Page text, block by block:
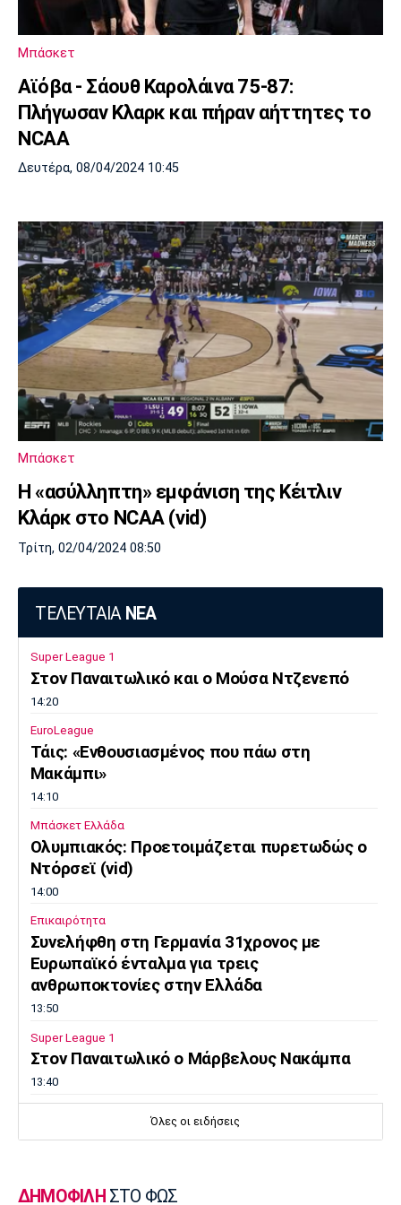
Πολιτισμός
Τραγούδια
Cine Spot
Running
Media
Παρασκήνιο
Πρόγραμμα TV
Μάντσεστερ
Γιουνάιτεντ
Τσέλσι Άρσεναλ
Λίβερπουλ
Μάντσεστερ
Σίτι
Γιουβέντους
Ίντερ Μίλαν
Μπορούσια
Μπάσκετ
Αϊόβα - Σάουθ Καρολάινα 75-87:
Πλήγωσαν Κλαρκ και πήραν αήττητες το
NCAA
Δευτέρα, 08/04/2024 10:45
Μπάσκετ
Η «ασύλληπτη» εμφάνιση της Κέιτλιν
Κλάρκ στο NCAA (vid)
Τρίτη, 02/04/2024 08:50
ΤΕΛΕΥΤΑΙΑ ΝΕΑ
Super League 1
Στον Παναιτωλικό και ο Μούσα Ντζενεπό
14:20
EuroLeague
Τάις: «Ενθουσιασμένος που πάω στη
Μακάμπι»
14:10
Μπάσκετ Ελλάδα
Ολυμπιακός: Προετοιμάζεται πυρετωδώς ο
Ντόρσεϊ (vid)
14:00
Επικαιρότητα
Συνελήφθη στη Γερμανία 31χρονος με
Ευρωπαϊκό ένταλμα για τρεις
ανθρωποκτονίες στην Ελλάδα
13:50
Super League 1
Στον Παναιτωλικό ο Μάρβελους Νακάμπα
13:40
Το Ελεγκτικό Συνέδριο ακύρωσε τον
13:27
Όλες οι ειδήσεις
ΔΗΜΟΦΙΛΗ ΣΤΟ ΦΩΣ